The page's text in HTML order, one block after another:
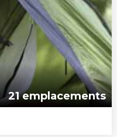
21 emplacements